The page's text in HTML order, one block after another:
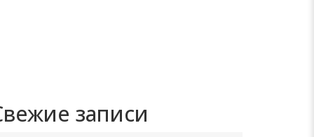
записи